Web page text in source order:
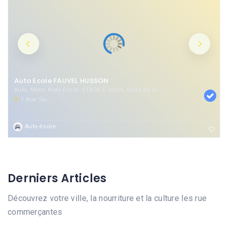
Auto Ecole FAUVEL HUSSON
1 Rue Saint-Lazare, 60800 Crépy-en-Valois, France
Auto-école
Derniers Articles
Découvrez votre ville, la nourriture et la culture les rue
commerçantes